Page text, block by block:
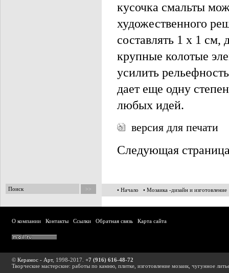
кусочка смальты
художественного
составлять 1 х 1 см,
крупные колотые
усилить
дает еще одну
любых идей.
версия для печати
Следующая
• Начало • Мозаика -дизайн и изготовление
О компании Контакты Ссылки Обратная связь Карта сайта
© Керамос - Арт, 1998-2017. +7 (916) 616-48-72
Творческие мастерские: работы по камню, плитке, изготовление мозаик, чугунное